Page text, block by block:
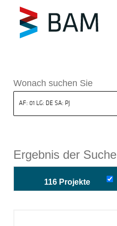
BAM
Wonach suchen Sie
Ergebnis der Suche
116 Projekte